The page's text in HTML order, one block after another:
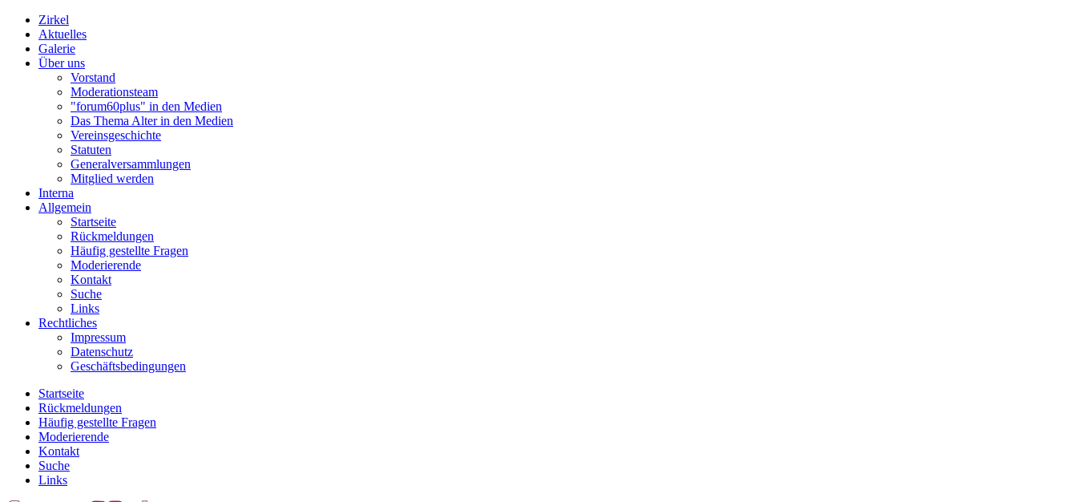
Zirkel
Aktuelles
Galerie
Über uns
Vorstand
Moderationsteam
"forum60plus" in den Medien
Das Thema Alter in den Medien
Vereinsgeschichte
Statuten
Generalversammlungen
Mitglied werden
Interna
Allgemein
Startseite
Rückmeldungen
Häufig gestellte Fragen
Moderierende
Kontakt
Suche
Links
Rechtliches
Impressum
Datenschutz
Geschäftsbedingungen
Startseite
Rückmeldungen
Häufig gestellte Fragen
Moderierende
Kontakt
Suche
Links